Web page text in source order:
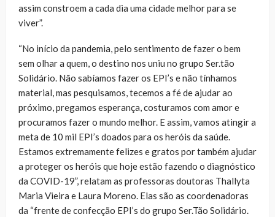
assim constroem a cada dia uma cidade melhor para se
viver”.
“No início da pandemia, pelo sentimento de fazer o bem
sem olhar a quem, o destino nos uniu no grupo Ser.tão
Solidário. Não sabíamos fazer os EPI’s e não tínhamos
material, mas pesquisamos, tecemos a fé de ajudar ao
próximo, pregamos esperança, costuramos com amor e
procuramos fazer o mundo melhor. E assim, vamos atingir a
meta de 10 mil EPI’s doados para os heróis da saúde.
Estamos extremamente felizes e gratos por também ajudar
a proteger os heróis que hoje estão fazendo o diagnóstico
da COVID-19”, relatam as professoras doutoras Thallyta
Maria Vieira e Laura Moreno. Elas são as coordenadoras
da “frente de confecção EPI’s do grupo Ser.Tão Solidário.